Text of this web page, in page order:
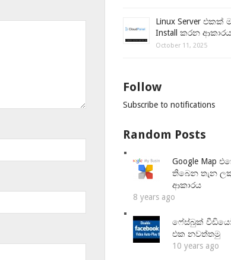
Linux Server එකක්
Install කරන ආකාරය
October 11, 2025
Follow
Subscribe to notifications
Random Posts
Google Map
තිබෙන තැන
ආකාරය
8 years ago
ෆේස්බුක් වීඩියෝ
එක නවත්තමු
10 years ago